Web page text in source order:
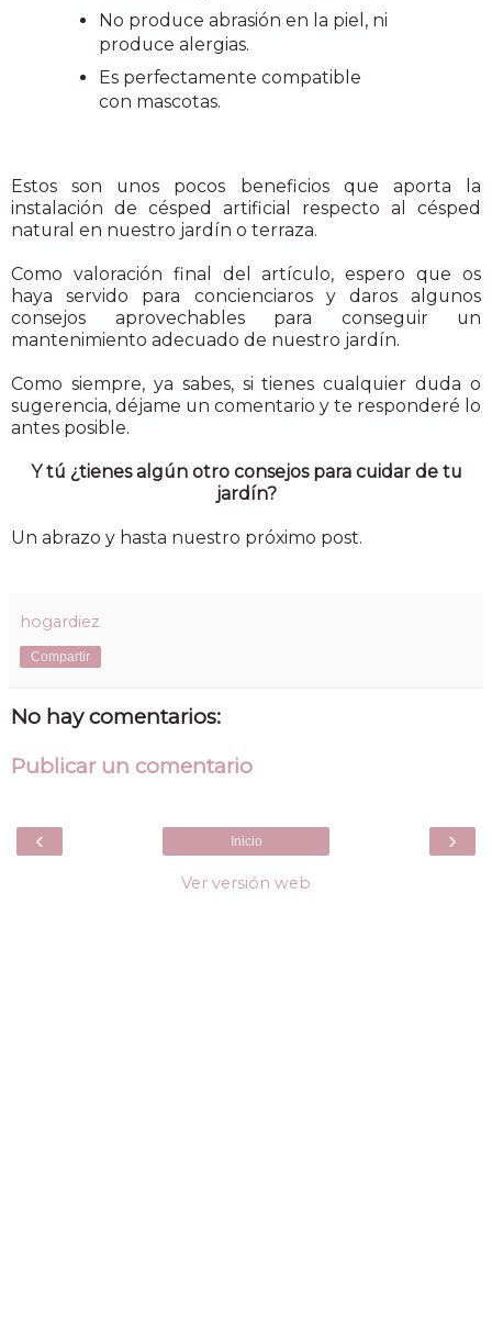
No produce abrasión en la piel, ni
produce alergias.
Es perfectamente compatible
con mascotas.
Estos son unos pocos beneficios que aporta la
instalación de césped artificial respecto al césped
natural en nuestro jardín o terraza.
Como valoración final del artículo, espero que os
haya servido para concienciaros y daros algunos
consejos aprovechables para conseguir un
mantenimiento adecuado de nuestro jardín.
Como siempre, ya sabes, si tienes cualquier duda o
sugerencia, déjame un comentario y te responderé lo
antes posible.
Y tú ¿tienes algún otro consejos para cuidar de tu
jardín?
Un abrazo y hasta nuestro próximo post.
hogardiez
Compartir
No hay comentarios:
Publicar un comentario
‹ ›
Inicio
Ver versión web